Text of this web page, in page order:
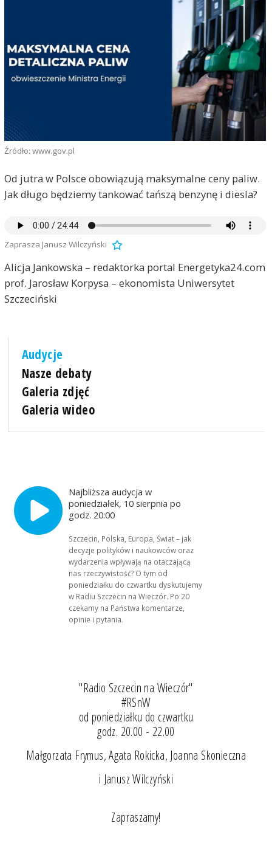
Źródło: www.gov.pl
Od jutra w Polsce obowiązują maksymalne ceny paliw.
Jak długo będziemy tankować tańszą benzynę i diesla?
Zaprasza Janusz Wilczyński
Alicja Jankowska – redaktorka portal Energetyka24.com
prof. Jarosław Korpysa – ekonomista Uniwersytet
Szczeciński
Audycje
Nasze debaty
Galeria zdjęć
Galeria wideo
Najbliższa audycja w
poniedziałek, 10 sierpnia po
godz. 20:00
Szczecin, Polska, Europa, Świat – jak
decyzje polityków i naukowców oraz
wydarzenia wpływają na otaczającą
nas rzeczywistość? O tym od
poniedziałku do czwartku dyskutujemy
w Radiu Szczecin na Wieczór. Po 20
czekamy na Państwa komentarze,
opinie i pytania.
"Radio Szczecin na Wieczór"
#RSnW
od poniedziałku do czwartku
godz. 20.00 - 22.00
Małgorzata Frymus, Agata Rokicka, Joanna Skonieczna
i Janusz Wilczyński
Zapraszamy!